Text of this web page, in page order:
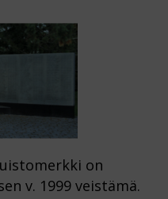
on
v. 1999 veistämä.